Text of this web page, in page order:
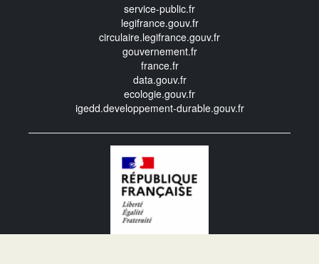
service-public.fr
legifrance.gouv.fr
circulaire.legifrance.gouv.fr
gouvernement.fr
france.fr
data.gouv.fr
ecologie.gouv.fr
igedd.developpement-durable.gouv.fr